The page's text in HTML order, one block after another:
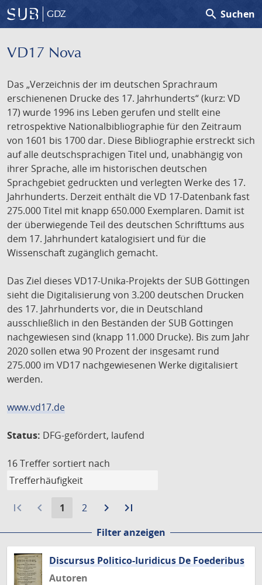
GDZ search Suchen
VD17 Nova
Das „Verzeichnis der im deutschen Sprachraum
erschienenen Drucke des 17. Jahrhunderts“ (kurz: VD
17) wurde 1996 ins Leben gerufen und stellt eine
retrospektive Nationalbibliographie für den Zeitraum
von 1601 bis 1700 dar. Diese Bibliographie erstreckt sich
auf alle deutschsprachigen Titel und, unabhängig von
ihrer Sprache, alle im historischen deutschen
Sprachgebiet gedruckten und verlegten Werke des 17.
Jahrhunderts. Derzeit enthält die VD 17-Datenbank fast
275.000 Titel mit knapp 650.000 Exemplaren. Damit ist
der überwiegende Teil des deutschen Schrifttums aus
dem 17. Jahrhundert katalogisiert und für die
Wissenschaft zugänglich gemacht.
Das Ziel dieses VD17-Unika-Projekts der SUB Göttingen
sieht die Digitalisierung von 3.200 deutschen Drucken
des 17. Jahrhunderts vor, die in Deutschland
ausschließlich in den Beständen der SUB Göttingen
nachgewiesen sind (knapp 11.000 Drucke). Bis zum Jahr
2020 sollen etwa 90 Prozent der insgesamt rund
275.000 im VD17 nachgewiesenen Werke digitalisiert
werden.
www.vd17.de
Status: DFG-gefördert, laufend
16 Treffer sortiert nach
first_page navigate_before
Aktuelle
1
Gehe
Seite
2 navigate_next
Zur
Seite
last_page
Seite
Filter anzeigen
Discursus Politico-Iuridicus De Foederibus
Autoren